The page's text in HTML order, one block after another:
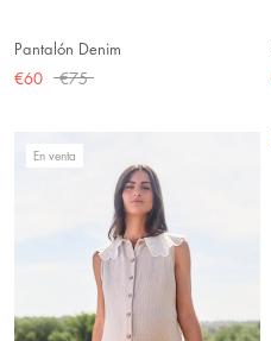
Pantalón Denim
€60
€75
En venta